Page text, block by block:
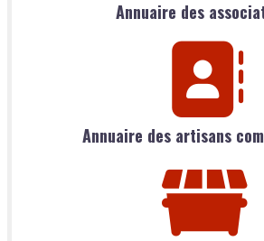
Annuaire des
Annuaire des artisans